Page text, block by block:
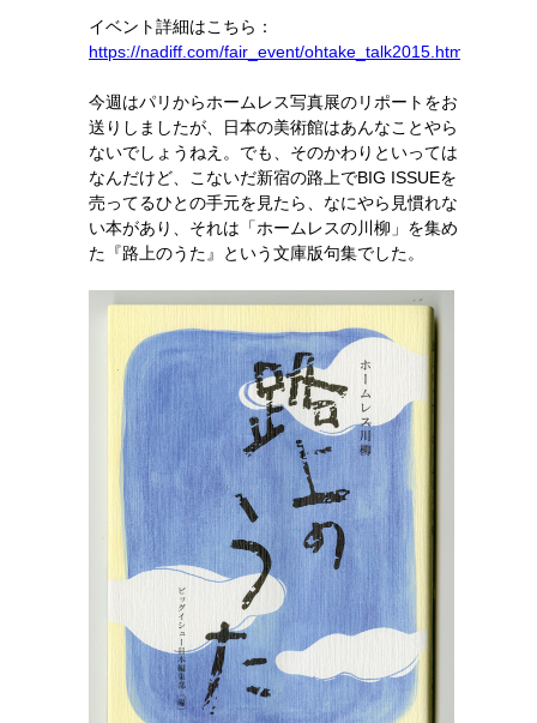
イベント詳細はこちら：
https://nadiff.com/fair_event/ohtake_talk2015.html
今週はパリからホームレス写真展のリポートをお
送りしましたが、日本の美術館はあんなことやら
ないでしょうねえ。でも、そのかわりといっては
なんだけど、こないだ新宿の路上でBIG ISSUEを
売ってるひとの手元を見たら、なにやら見慣れな
い本があり、それは「ホームレスの川柳」を集め
た『路上のうた』という文庫版句集でした。